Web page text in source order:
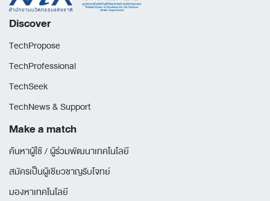
Discover
TechPropose
TechProfessional
TechSeek
TechNews & Support
Make a match
ค้นหาผู้ใช้ / ผู้ร่วมพัฒนาเทคโนโลยี
สมัครเป็นผู้เชียวชาญรับโจทย์
มองหาเทคโนโลยี